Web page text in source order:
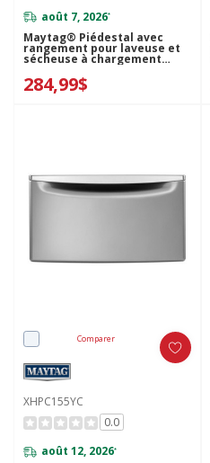
août 7, 2026*
Maytag® Piédestal avec
rangement pour laveuse et
sécheuse à chargement
frontal de 15,5 po XHPC155RF
284,99$
Comparer
XHPC155YC
0.0
août 12, 2026*